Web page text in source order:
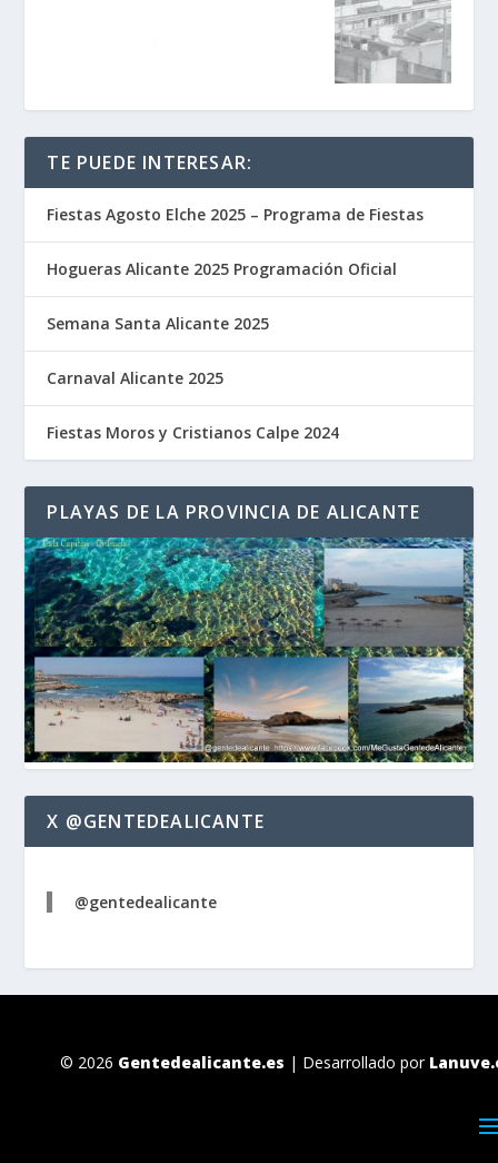
TE PUEDE INTERESAR:
Fiestas Agosto Elche 2025 – Programa de Fiestas
Hogueras Alicante 2025 Programación Oficial
Semana Santa Alicante 2025
Carnaval Alicante 2025
Fiestas Moros y Cristianos Calpe 2024
PLAYAS DE LA PROVINCIA DE ALICANTE
X @GENTEDEALICANTE
@gentedealicante
© 2026 Gentedealicante.es | Desarrollado por